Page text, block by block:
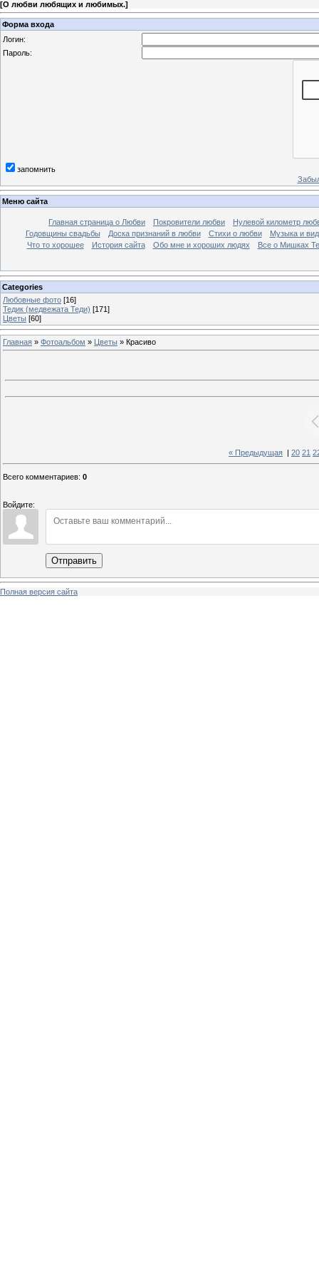
[О любви любящих и любимых.]
Форма входа
Логин:
Пароль:
запомнить
Меню сайта
Главная страница о Любви Покровители любви
Нулевой километр
Годовщины свадьбы
Доска признаний в любви Стихи о любви
Музыка и
Что то хорошее
История сайта Обо мне и хороших людях Все о Мишках
Categories
Любовные фото [16]
Тедик (медвежата Теди) [171]
Цветы [60]
Главная » Фотоальбом » Цветы » Красиво
« Предыдущая 20 21
Всего комментариев: 0
Войдите:
Отправить
Полная версия сайта